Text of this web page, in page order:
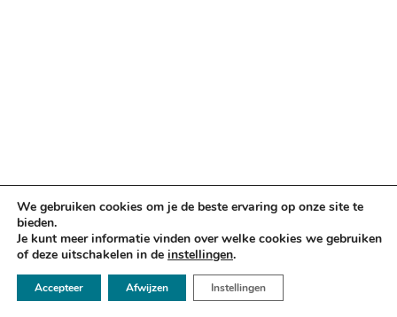
✉ info@argusadvocaten.nl
We gebruiken cookies om je de beste ervaring op onze site te
bieden.
Je kunt meer informatie vinden over welke cookies we gebruiken
of deze uitschakelen in de instellingen.
Accepteer Afwijzen Instellingen